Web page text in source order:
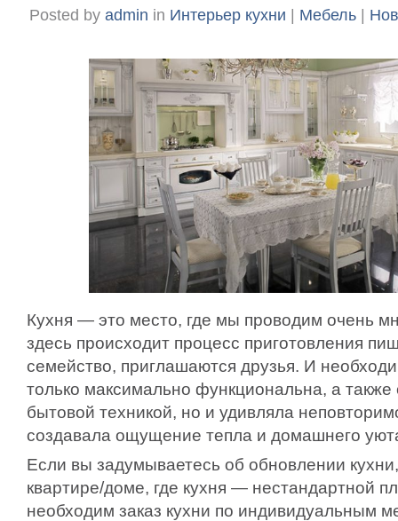
Posted by admin in Интерьер кухни Мебель
Кухня — это место, где мы проводим очень
здесь происходит процесс приготовления
семейство, приглашаются друзья. И
только максимально функциональна, а
бытовой техникой, но и удивляла
создавала ощущение тепла и домашнего
Если вы задумываетесь об обновлении
квартире/доме, где кухня — нестандартной
необходим заказ кухни по индивидуальным